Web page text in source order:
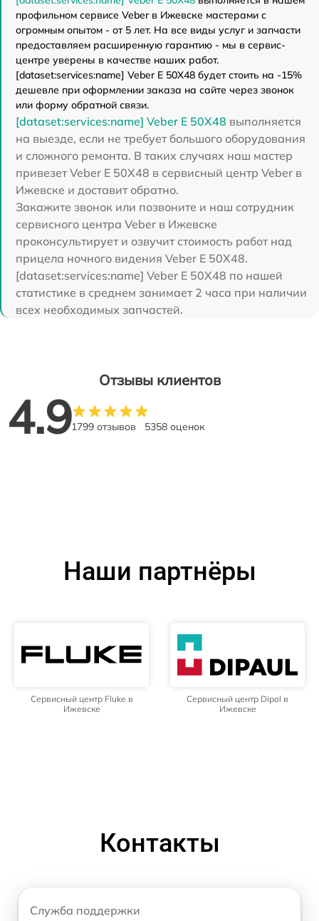
профильном сервисе Veber в Ижевске мастерами с
огромным опытом - от 5 лет. На все виды услуг и запчасти
предоставляем расширенную гарантию - мы в сервис-
центре уверены в качестве наших работ.
[dataset:services:name] Veber E 50X48 будет стоить на -15%
дешевле при оформлении заказа на сайте через звонок
или форму обратной связи.
[dataset:services:name] Veber E 50X48 выполняется
на выезде, если не требует большого оборудования
и сложного ремонта. В таких случаях наш мастер
привезет Veber E 50X48 в сервисный центр Veber в
Ижевске и доставит обратно.
Закажите звонок или позвоните и наш сотрудник
сервисного центра Veber в Ижевске
проконсультирует и озвучит стоимость работ над
прицела ночного видения Veber E 50X48.
[dataset:services:name] Veber E 50X48 по нашей
статистике в среднем занимает 2 часа при наличии
всех необходимых запчастей.
Отзывы клиентов
4.91799 отзывов 5358 оценок
Наши партнёры
Сервисный центр Fluke в
Ижевске
Сервисный центр Dipol в
Ижевске
Контакты
Служба поддержки